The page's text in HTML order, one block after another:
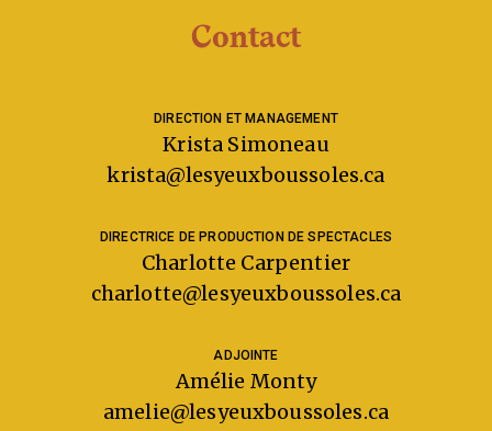
Contact
DIRECTION ET MANAGEMENT
Krista Simoneau
krista@lesyeuxboussoles.ca
DIRECTRICE DE PRODUCTION DE SPECTACLES
Charlotte Carpentier
charlotte@lesyeuxboussoles.ca
ADJOINTE
Amélie Monty
amelie@lesyeuxboussoles.ca